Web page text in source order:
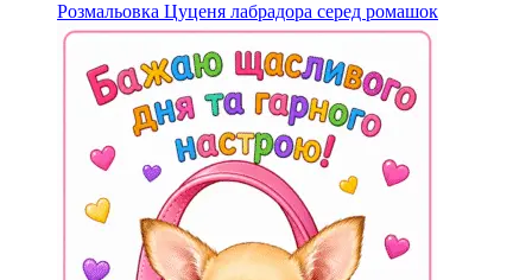
Розмальовка Цуценя лабрадора серед ромашок